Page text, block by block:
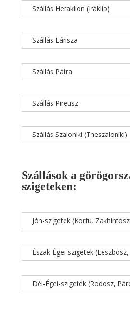
Szállás Heraklion (Iráklio)
Szállás Lárisza
Szállás Pátra
Szállás Pireusz
Szállás Szaloniki (Theszaloníki)
Szállások a
szigeteken:
Jón-szigetek (Korfu,
Észak-Égei-szigetek
Dél-Égei-szigetek (Rodosz,